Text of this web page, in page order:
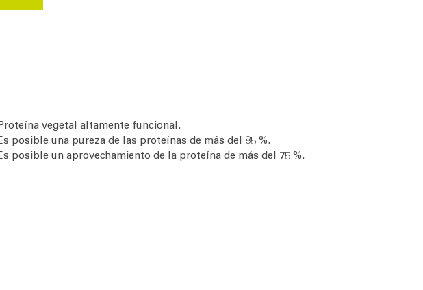
vegetal altamente funcional.
posible una pureza de las proteínas de más del 85 %.
posible un aprovechamiento de la proteína de más del 75 %.